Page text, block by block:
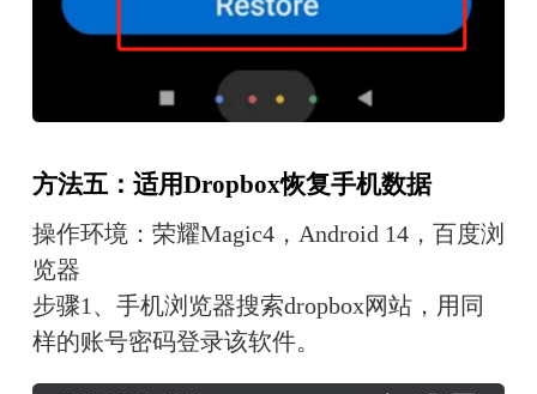
方法五：适用Dropbox恢复手机数据
操作环境：荣耀Magic4，Android 14，百度浏
览器
步骤1、手机浏览器搜索dropbox网站，用同
样的账号密码登录该软件。